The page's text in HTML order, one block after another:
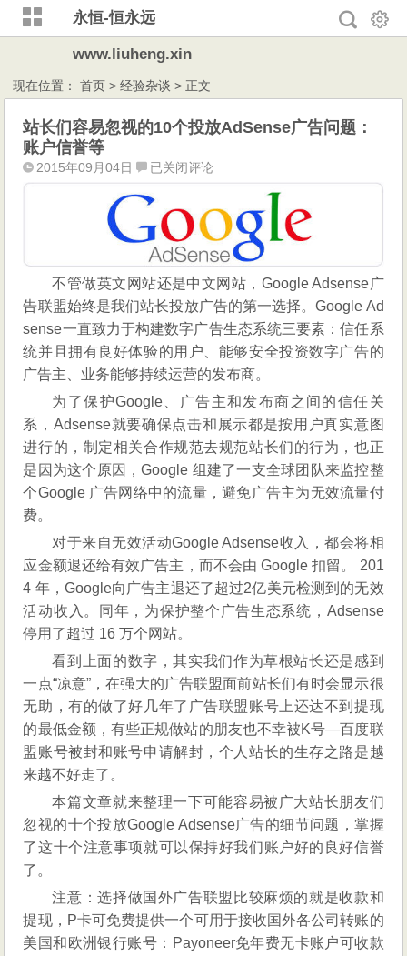
永恒-恒永远
www.liuheng.xin
现在位置：首页 >经验杂谈 > 正文
站长们容易忽视的10个投放AdSense广告问题：
账户信誉等
2015年09月04日
站
们
容
易
忽
视
的
10
个
投
AdSense
广
告
问
题：
信
誉
等
已关闭评论
不管做英文网站还是中文网站，Google Adsense广
告联盟始终是我们站长投放广告的第一选择。Google Ad
sense一直致力于构建数字广告生态系统三要素：信任系
统并且拥有良好体验的用户、能够安全投资数字广告的
广告主、业务能够持续运营的发布商。
为了保护Google、广告主和发布商之间的信任关
系，Adsense就要确保点击和展示都是按用户真实意图
进行的，制定相关合作规范去规范站长们的行为，也正
是因为这个原因，Google 组建了一支全球团队来监控整
个Google 广告网络中的流量，避免广告主为无效流量付
费。
对于来自无效活动Google Adsense收入，都会将相
应金额退还给有效广告主，而不会由 Google 扣留。 201
4 年，Google向广告主退还了超过2亿美元检测到的无效
活动收入。同年，为保护整个广告生态系统，Adsense
停用了超过 16 万个网站。
看到上面的数字，其实我们作为草根站长还是感到
一点“凉意”，在强大的广告联盟面前站长们有时会显示很
无助，有的做了好几年了广告联盟账号上还达不到提现
的最低金额，有些正规做站的朋友也不幸被K号—百度联
盟账号被封和账号申请解封，个人站长的生存之路是越
来越不好走了。
本篇文章就来整理一下可能容易被广大站长朋友们
忽视的十个投放Google Adsense广告的细节问题，掌握
了这十个注意事项就可以保持好我们账户好的良好信誉
了。
注意：选择做国外广告联盟比较麻烦的就是收款和
提现，P卡可免费提供一个可用于接收国外各公司转账的
美国和欧洲银行账号：Payoneer免年费无卡账户可收款